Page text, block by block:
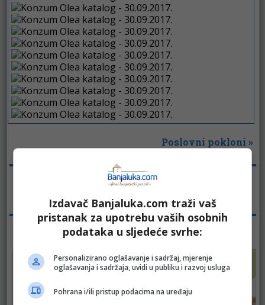
Poslovni pokloni »
Konzum
Pregleda:3542
KATALOZI - KOZMETIKA
Izdavač Banjaluka.com traži vaš
pristanak za upotrebu vaših osobnih
podataka u sljedeće svrhe:
Personalizirano oglašavanje i sadržaj, mjerenje
oglašavanja i sadržaja, uvidi u publiku i razvoj usluga
Pohrana i/ili pristup podacima na uređaju